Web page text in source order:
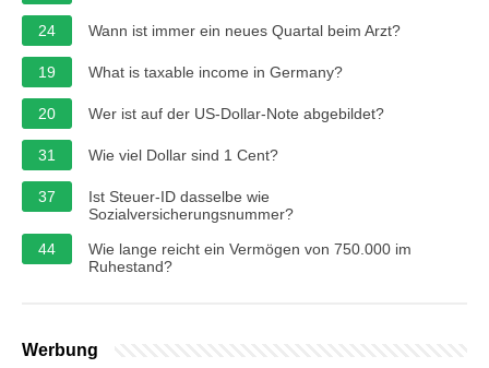
24 Wann ist immer ein neues Quartal beim Arzt?
19 What is taxable income in Germany?
20 Wer ist auf der US-Dollar-Note abgebildet?
31 Wie viel Dollar sind 1 Cent?
37
Ist Steuer-ID dasselbe wie
Sozialversicherungsnummer?
44
Wie lange reicht ein Vermögen von 750.000 im
Ruhestand?
Werbung